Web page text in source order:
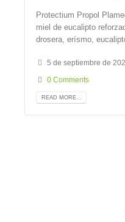
Protectium Propol
miel de eucalipto
drosera, erísmo,
5 de septiembre de
0 Comments
READ MORE...